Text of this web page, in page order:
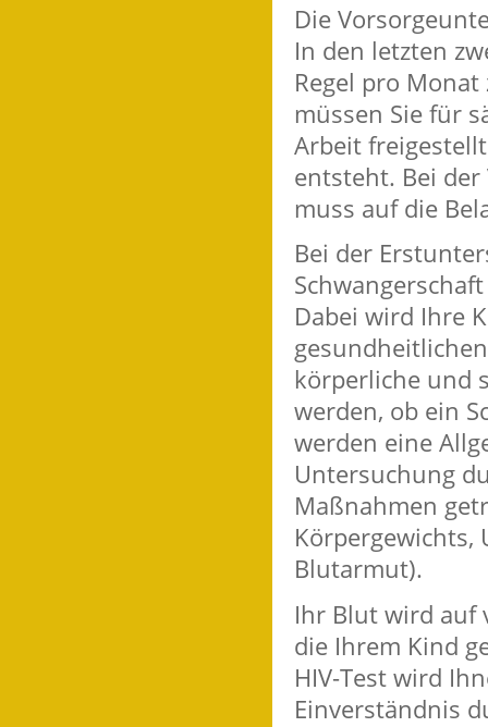
Die
In den letzten
Regel pro
müssen Sie für
Arbeit
entsteht. Bei
muss auf die
Bei der
Dabei wird Ihre
körperliche und
werden, ob ein
werden eine
Untersuchung
Maßnahmen
Blutarmut).
Ihr Blut wird auf
die Ihrem Kind
HIV-Test wird
Einverständnis